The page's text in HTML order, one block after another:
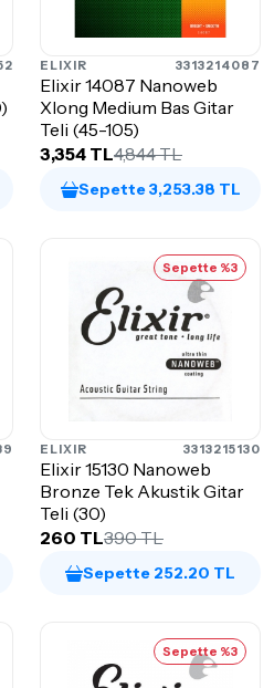
ELIXIR 3313214087
Elixir 14087 Nanoweb
Xlong Medium Bas Gitar
Teli (45-105)
3,354 TL4,844 TL
Sepette 3,253.38 TL
Sepette %3
ELIXIR 3313215130
Elixir 15130 Nanoweb
Bronze Tek Akustik Gitar
Teli (30)
260 TL390 TL
Sepette 252.20 TL
Sepette %3